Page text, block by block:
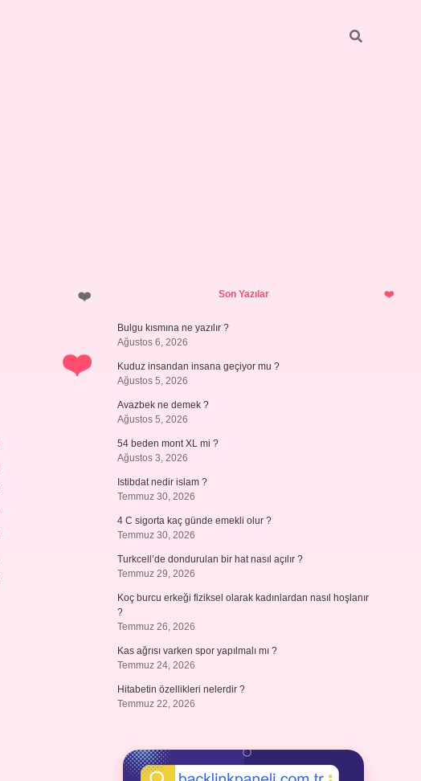
SidebarSon Yazılar
Bulgu kısmına ne yazılır ?
Ağustos 6, 2026
Kuduz insandan insana geçiyor mu ?
Ağustos 5, 2026
Avazbek ne demek ?
Ağustos 5, 2026
54 beden mont XL mi ?
Ağustos 3, 2026
Istibdat nedir islam ?
Temmuz 30, 2026
4 C sigorta kaç günde emekli olur ?
Temmuz 30, 2026
Turkcell’de dondurulan bir hat nasıl açılır ?
Temmuz 29, 2026
Koç burcu erkeği fiziksel olarak kadınlardan nasıl hoşlanır
?
Temmuz 26, 2026
Kas ağrısı varken spor yapılmalı mı ?
Temmuz 24, 2026
Hitabetin özellikleri nelerdir ?
Temmuz 22, 2026